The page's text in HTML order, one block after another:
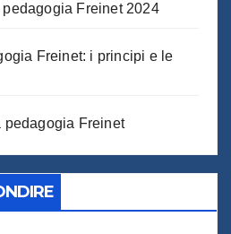
Freinet 2024
Freinet: i principi e le
pedagogia Freinet